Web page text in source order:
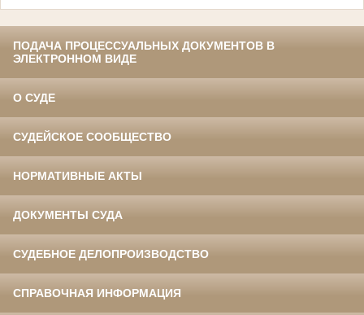
ПОДАЧА ПРОЦЕССУАЛЬНЫХ ДОКУМЕНТОВ В
ЭЛЕКТРОННОМ ВИДЕ
О СУДЕ
СУДЕЙСКОЕ СООБЩЕСТВО
НОРМАТИВНЫЕ АКТЫ
ДОКУМЕНТЫ СУДА
СУДЕБНОЕ ДЕЛОПРОИЗВОДСТВО
СПРАВОЧНАЯ ИНФОРМАЦИЯ